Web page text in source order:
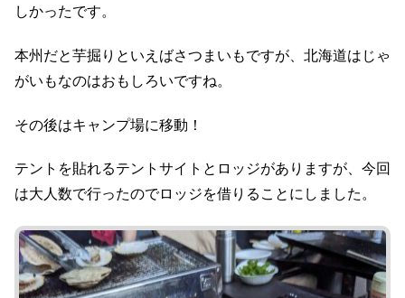
しかったです。
本州だと芋掘りといえばさつまいもですが、北海道はじゃ
がいもなのはおもしろいですね。
その後はキャンプ場に移動！
テントを貼れるテントサイトとロッジがありますが、今回
は大人数で行ったのでロッジを借りることにしました。